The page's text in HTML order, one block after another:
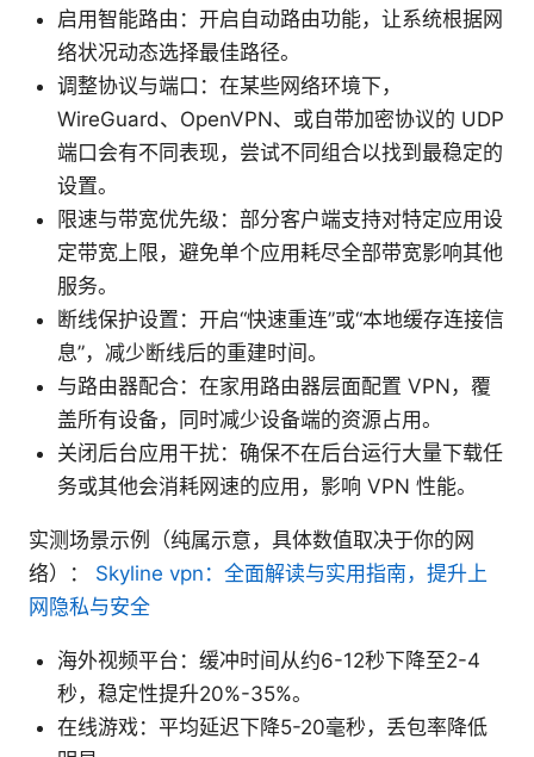
启用智能路由：开启自动路由功能，让系统根据网
络状况动态选择最佳路径。
调整协议与端口：在某些网络环境下，
WireGuard、OpenVPN、或自带加密协议的 UDP
端口会有不同表现，尝试不同组合以找到最稳定的
设置。
限速与带宽优先级：部分客户端支持对特定应用设
定带宽上限，避免单个应用耗尽全部带宽影响其他
服务。
断线保护设置：开启“快速重连”或“本地缓存连接信
息”，减少断线后的重建时间。
与路由器配合：在家用路由器层面配置 VPN，覆
盖所有设备，同时减少设备端的资源占用。
关闭后台应用干扰：确保不在后台运行大量下载任
务或其他会消耗网速的应用，影响 VPN 性能。
实测场景示例（纯属示意，具体数值取决于你的网
络）： Skyline vpn：全面解读与实用指南，提升上
网隐私与安全
海外视频平台：缓冲时间从约6-12秒下降至2-4
秒，稳定性提升20%-35%。
在线游戏：平均延迟下降5-20毫秒，丢包率降低